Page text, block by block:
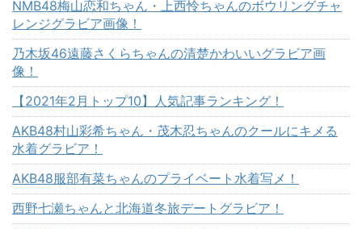
NMB48梅山恋和ちゃん・上西怜ちゃんのボウリングチャ
レンジグラビア画像！
乃木坂46遠藤さくらちゃんの清楚かわいいグラビア画
像！
【2021年2月トップ10】人気記事ランキング！
AKB48村山彩希ちゃん・茂木忍ちゃんのクールにキメる
水着グラビア！
AKB48服部有菜ちゃんのプライベート水着写メ！
西野七瀬ちゃんと北海道冬旅デートグラビア！